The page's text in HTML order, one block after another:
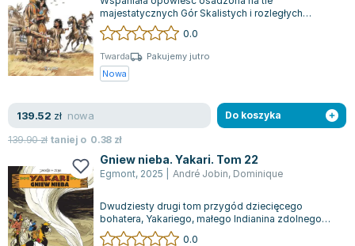
majestatycznych Gór Skalistych i rozległych
Wielkich Równin śledzi losy rodziny Longwayów:
Budd...
0.0
Twarda
Pakujemy jutro
Nowa
139.52 zł nowa
139.90zł taniej o 0.38 zł
Do koszyka
Gniew nieba. Yakari. Tom 22
Egmont, 2025 André Jobin, Dominique
Dwudziesty drugi tom przygód dziecięcego
bohatera, Yakariego, małego Indianina zdolnego
rozumieć mowę zwierząt, oraz jego wiernego...
0.0